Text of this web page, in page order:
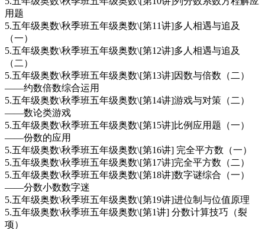
用题
5.五年级奥数\秋季班五年级奥数\[第11讲]多人相遇与追及
（一）
5.五年级奥数\秋季班五年级奥数\[第12讲]多人相遇与追及
（二）
5.五年级奥数\秋季班五年级奥数\[第13讲]因数与倍数（二）
——约数倍数综合运用
5.五年级奥数\秋季班五年级奥数\[第14讲]游戏与对策（二）
——数论类游戏
5.五年级奥数\秋季班五年级奥数\[第15讲]比例应用题（一）
——份数的应用
5.五年级奥数\秋季班五年级奥数\[第16讲] 完全平方数（一）
5.五年级奥数\秋季班五年级奥数\[第17讲]完全平方数（二）
5.五年级奥数\秋季班五年级奥数\[第18讲]数字谜综合（一）
——分数小数数字迷
5.五年级奥数\秋季班五年级奥数\[第19讲]进位制与位值原理
5.五年级奥数\秋季班五年级奥数\[第1讲] 分数计算技巧（裂
项）